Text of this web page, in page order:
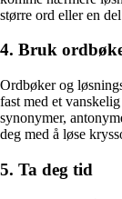
større ord eller en
4. Bruk
Ordbøker og
fast med et
synonymer,
deg med å løse
5. Ta deg tid